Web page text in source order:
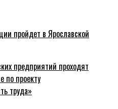
пройдет в Ярославской
предприятий проходят
по проекту
труда»